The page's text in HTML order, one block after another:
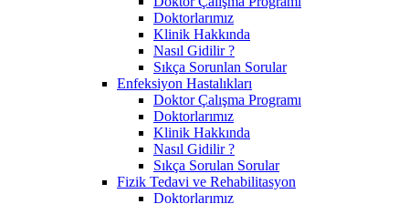
Doktorlarımız
Klinik Hakkında
Nasıl Gidilir ?
Sıkça Sorunlan Sorular
Enfeksiyon Hastalıkları
Doktor Çalışma Programı
Doktorlarımız
Klinik Hakkında
Nasıl Gidilir ?
Sıkça Sorulan Sorular
Fizik Tedavi ve Rehabilitasyon
Doktorlarımız